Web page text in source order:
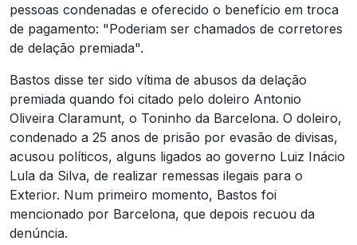
pessoas condenadas e oferecido o benefício em troca
de pagamento: "Poderiam ser chamados de corretores
de delação premiada".
Bastos disse ter sido vítima de abusos da delação
premiada quando foi citado pelo doleiro Antonio
Oliveira Claramunt, o Toninho da Barcelona. O doleiro,
condenado a 25 anos de prisão por evasão de divisas,
acusou políticos, alguns ligados ao governo Luiz Inácio
Lula da Silva, de realizar remessas ilegais para o
Exterior. Num primeiro momento, Bastos foi
mencionado por Barcelona, que depois recuou da
denúncia.